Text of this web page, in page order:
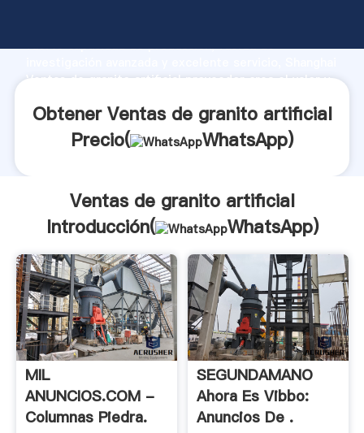
fuerte capacidad de producción, fuerza de
Ventas de granito artificial proveedor crea el valor y
Obtener Ventas de granito artificial
Precio(
WhatsApp)
Ventas de granito artificial
Introducción(
WhatsApp)
MIL
ANUNCIOS.COM -
Columnas Piedra.
SEGUNDAMANO
Ahora Es Vibbo:
Anuncios De .